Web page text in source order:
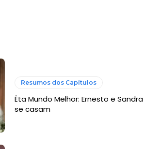
Resumos dos Capítulos
Êta Mundo Melhor: Ernesto e Sandra
se casam